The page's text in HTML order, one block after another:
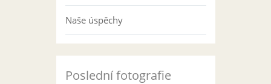
Naše úspěchy
Poslední fotografie